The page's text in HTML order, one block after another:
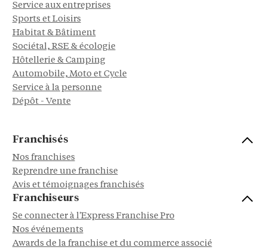
Service aux entreprises
Sports et Loisirs
Habitat & Bâtiment
Sociétal, RSE & écologie
Hôtellerie & Camping
Automobile, Moto et Cycle
Service à la personne
Dépôt - Vente
Franchisés
Nos franchises
Reprendre une franchise
Avis et témoignages franchisés
Franchiseurs
Se connecter à l'Express Franchise Pro
Nos événements
Awards de la franchise et du commerce associé